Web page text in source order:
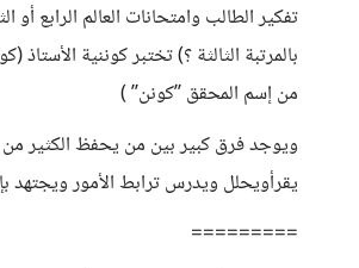
تفكير الطالب وامتحانات العالم الرابع أو
بالمرتبة الثالثة ؟) تختبر كوننية
من إسم المحقق ’’كونن’’ )
ويوجد فرق كبير بين من يحفظ الكثير من
يقرأويحلل ويدرس ترابط الأمور ويجتهد
=========